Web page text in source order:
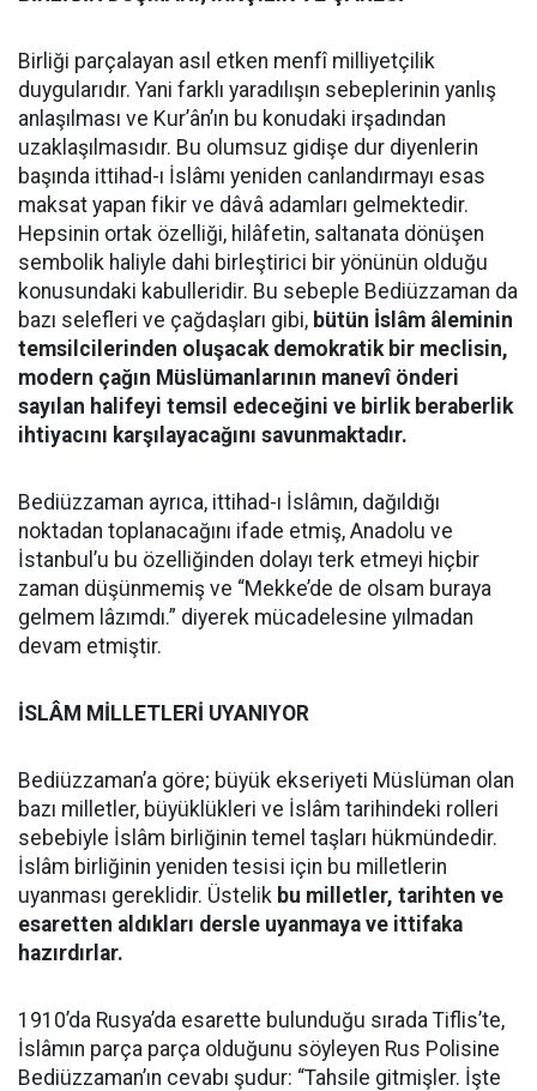
Birliği parçalayan asıl etken menfî milliyetçilik
duygularıdır. Yani farklı yaradılışın sebeplerinin yanlış
anlaşılması ve Kur’ân’ın bu konudaki irşadından
uzaklaşılmasıdır. Bu olumsuz gidişe dur diyenlerin
başında ittihad-ı İslâmı yeniden canlandırmayı esas
maksat yapan fikir ve dâvâ adamları gelmektedir.
Hepsinin ortak özelliği, hilâfetin, saltanata dönüşen
sembolik haliyle dahi birleştirici bir yönünün olduğu
konusundaki kabulleridir. Bu sebeple Bediüzzaman da
bazı selefleri ve çağdaşları gibi, bütün İslâm âleminin
temsilcilerinden oluşacak demokratik bir meclisin,
modern çağın Müslümanlarının manevî önderi
sayılan halifeyi temsil edeceğini ve birlik beraberlik
ihtiyacını karşılayacağını savunmaktadır.
Bediüzzaman ayrıca, ittihad-ı İslâmın, dağıldığı
noktadan toplanacağını ifade etmiş, Anadolu ve
İstanbul’u bu özelliğinden dolayı terk etmeyi hiçbir
zaman düşünmemiş ve “Mekke’de de olsam buraya
gelmem lâzımdı.” diyerek mücadelesine yılmadan
devam etmiştir.
İSLÂM MİLLETLERİ UYANIYOR
Bediüzzaman’a göre; büyük ekseriyeti Müslüman olan
bazı milletler, büyüklükleri ve İslâm tarihindeki rolleri
sebebiyle İslâm birliğinin temel taşları hükmündedir.
İslâm birliğinin yeniden tesisi için bu milletlerin
uyanması gereklidir. Üstelik bu milletler, tarihten ve
esaretten aldıkları dersle uyanmaya ve ittifaka
hazırdırlar.
1910’da Rusya’da esarette bulunduğu sırada Tiflis’te,
İslâmın parça parça olduğunu söyleyen Rus Polisine
Bediüzzaman’ın cevabı şudur: “Tahsile gitmişler. İşte